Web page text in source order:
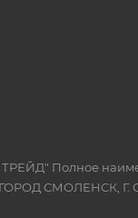
Полное
СМОЛЕНСК, Г.